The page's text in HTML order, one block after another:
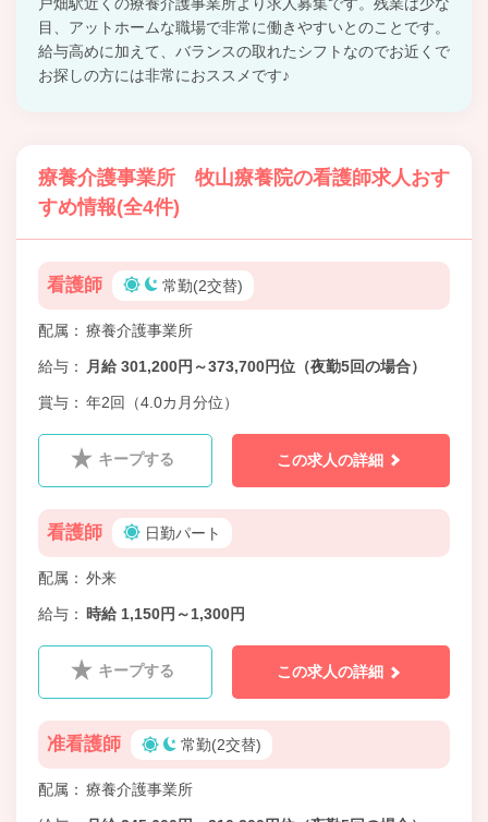
目、アットホームな職場で非常に働きやすいとのことです。
給与高めに加えて、バランスの取れたシフトなのでお近くで
お探しの方には非常におススメです♪
療養介護事業所 牧山療養院の看護師求人おす
すめ情報(全4件)
看護師 常勤(2交替)
配属 療養介護事業所
給与 月給 301,200円～373,700円位（夜勤5回の場合）
賞与 年2回（4.0カ月分位）
キープする この求人の詳細
看護師 日勤パート
配属 外来
給与 時給 1,150円～1,300円
キープする この求人の詳細
准看護師 常勤(2交替)
配属 療養介護事業所